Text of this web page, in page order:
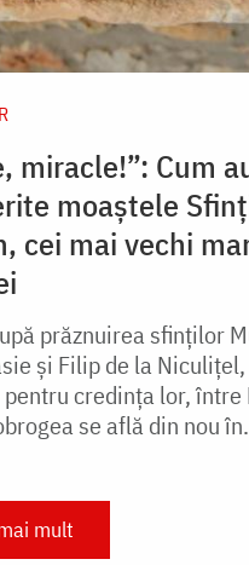
miracle!”: Cum
moaștele
cei mai vechi
prăznuirea sfinților
și Filip de la
credința lor, între
se află din nou
mult